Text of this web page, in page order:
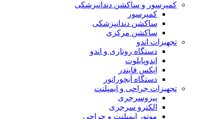
کمپرسور و ساکشن دندانپزشکی
کمپرسور
ساکشن دندانپزشکی
ساکشن مرکزی
تجهیزات اندو
دستگاه روتاری و اندو
اندوپایلوت
اپکس فایندر
دستگاه آبچوراتور
تجهیزات جراحی و ایمپلنت
پیزوسرجری
الکترو سرجری
موتور ایمپلنت و جراحی